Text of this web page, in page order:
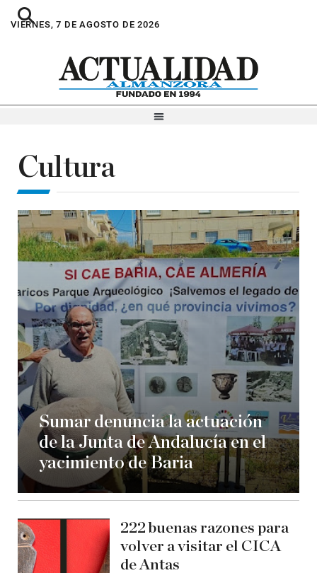
VIERNES, 7 DE AGOSTO DE 2026
Cultura
Sumar denuncia la actuación
de la Junta de Andalucía en el
yacimiento de Baria
222 buenas razones para
volver a visitar el CICA
de Antas